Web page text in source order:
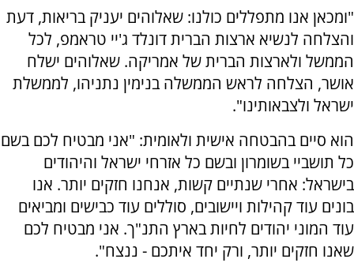
"ומכאן אנו מתפללים כולנו: שאלוהים יעניק בריאות, דעת
והצלחה לנשיא ארצות הברית דונלד ג'יי טראמפ, לכל
הממשל ולארצות הברית של אמריקה. שאלוהים ישלח
אושר, הצלחה לראש הממשלה בנימין נתניהו, לממשלת
ישראל ולצבאותינו".
הוא סיים בהבטחה אישית ולאומית: "אני מבטיח לכם בשם
כל תושביי בשומרון ובשם כל אזרחי ישראל והיהודים
בישראל: אחרי שנתיים קשות, אנחנו חזקים יותר. אנו
בונים עוד קהילות ויישובים, סוללים עוד כבישים ומביאים
עוד המוני יהודים לחיות בארץ התנ"ך. אני מבטיח לכם
שאנו חזקים יותר, ורק יחד איתכם - ננצח".